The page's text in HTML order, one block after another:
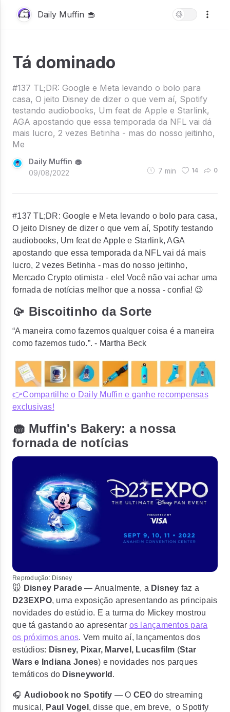
Daily Muffin 🧁
Tá dominado
#137 TL;DR: Google e Meta levando o bolo para
casa, O jeito Disney de dizer o que vem aí, Spotify
testando audiobooks, Um feat de Apple e Starlink,
AGA apostando que essa temporada da NFL vai dá
mais lucro, 2 vezes Betinha - mas do nosso jeitinho,
Me
Daily Muffin 🧁
09/08/2022
7 min 14 0
#137 TL;DR: Google e Meta levando o bolo para casa,
O jeito Disney de dizer o que vem aí, Spotify testando
audiobooks, Um feat de Apple e Starlink, AGA
apostando que essa temporada da NFL vai dá mais
lucro, 2 vezes Betinha - mas do nosso jeitinho,
Mercado Crypto otimista - ele! Você não vai achar uma
fornada de notícias melhor que a nossa - confia! 😉
🥠 Biscoitinho da Sorte
“A maneira como fazemos qualquer coisa é a maneira
como fazemos tudo.”. - Martha Beck
👉Compartilhe o Daily Muffin e ganhe recompensas
exclusivas!
🧁 Muffin's Bakery: a nossa
fornada de notícias
Reprodução: Disney
🐭 Disney Parade— Anualmente, a Disney faz a
D23EXPO, uma exposição apresentando as principais
novidades do estúdio. E a turma do Mickey mostrou
que tá gastando ao apresentar os lançamentos para
os próximos anos. Vem muito aí, lançamentos dos
estúdios: Disney, Pixar, Marvel, Lucasfilm (Star
Wars e Indiana Jones) e novidades nos parques
temáticos do Disneyworld .
🎧 Audiobook no Spotify — O CEO do streaming
musical, Paul Vogel , disse que, em breve, o Spotify